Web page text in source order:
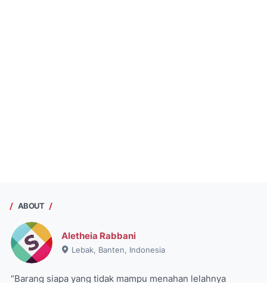
ABOUT
Aletheia Rabbani
Lebak, Banten, Indonesia
“Barang siapa yang tidak mampu menahan lelahnya